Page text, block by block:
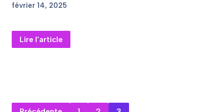
février 14, 2025
Lire l'article